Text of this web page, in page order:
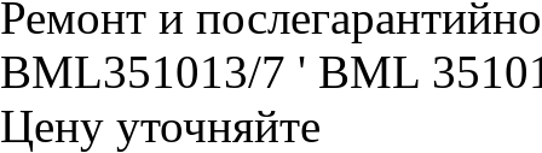
Ремонт и
BML351013/7 ' BML
Цену уточняйте